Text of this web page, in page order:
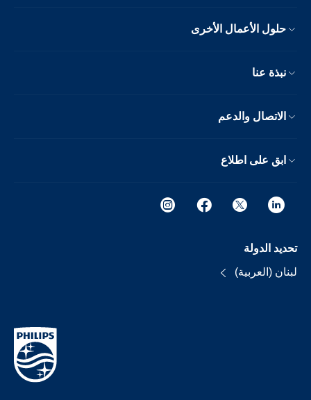
حلول الأعمال الأخرى
نبذة عنا
الاتصال والدعم
ابق على اطلاع
تحديد الدولة
لبنان (العربية)